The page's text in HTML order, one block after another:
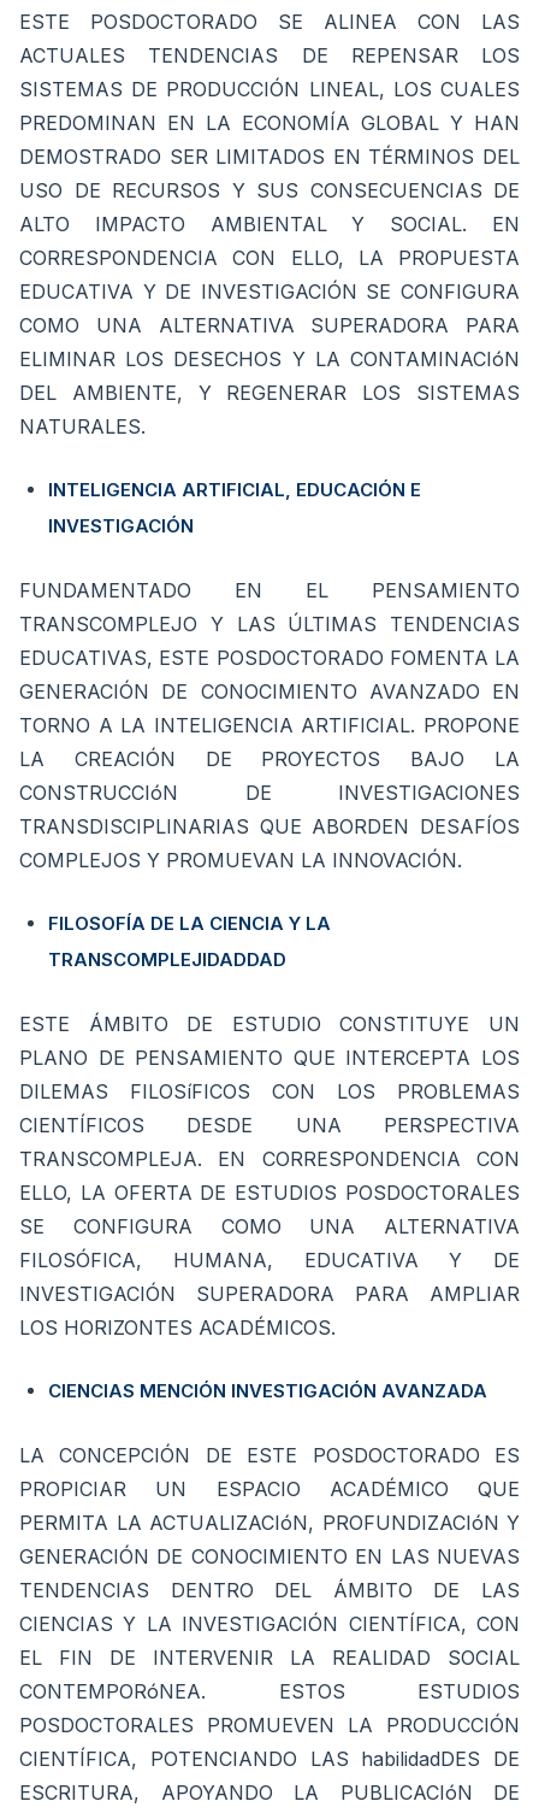
ESTE POSDOCTORADO SE ALINEA CON LAS
ACTUALES TENDENCIAS DE REPENSAR LOS
SISTEMAS DE PRODUCCIÓN LINEAL, LOS CUALES
PREDOMINAN EN LA ECONOMÍA GLOBAL Y HAN
DEMOSTRADO SER LIMITADOS EN TÉRMINOS DEL
USO DE RECURSOS Y SUS CONSECUENCIAS DE
ALTO IMPACTO AMBIENTAL Y SOCIAL. EN
CORRESPONDENCIA CON ELLO, LA PROPUESTA
EDUCATIVA Y DE INVESTIGACIÓN SE CONFIGURA
COMO UNA ALTERNATIVA SUPERADORA PARA
ELIMINAR LOS DESECHOS Y LA CONTAMINACIóN
DEL AMBIENTE, Y REGENERAR LOS SISTEMAS
NATURALES.
INTELIGENCIA ARTIFICIAL, EDUCACIÓN E
INVESTIGACIÓN
FUNDAMENTADO EN EL PENSAMIENTO
TRANSCOMPLEJO Y LAS ÚLTIMAS TENDENCIAS
EDUCATIVAS, ESTE POSDOCTORADO FOMENTA LA
GENERACIÓN DE CONOCIMIENTO AVANZADO EN
TORNO A LA INTELIGENCIA ARTIFICIAL. PROPONE
LA CREACIÓN DE PROYECTOS BAJO LA
CONSTRUCCIóN DE INVESTIGACIONES
TRANSDISCIPLINARIAS QUE ABORDEN DESAFÍOS
COMPLEJOS Y PROMUEVAN LA INNOVACIÓN.
FILOSOFÍA DE LA CIENCIA Y LA
TRANSCOMPLEJIDADDAD
ESTE ÁMBITO DE ESTUDIO CONSTITUYE UN
PLANO DE PENSAMIENTO QUE INTERCEPTA LOS
DILEMAS FILOSíFICOS CON LOS PROBLEMAS
CIENTÍFICOS DESDE UNA PERSPECTIVA
TRANSCOMPLEJA. EN CORRESPONDENCIA CON
ELLO, LA OFERTA DE ESTUDIOS POSDOCTORALES
SE CONFIGURA COMO UNA ALTERNATIVA
FILOSÓFICA, HUMANA, EDUCATIVA Y DE
INVESTIGACIÓN SUPERADORA PARA AMPLIAR
LOS HORIZONTES ACADÉMICOS.
CIENCIAS MENCIÓN INVESTIGACIÓN AVANZADA
LA CONCEPCIÓN DE ESTE POSDOCTORADO ES
PROPICIAR UN ESPACIO ACADÉMICO QUE
PERMITA LA ACTUALIZACIóN, PROFUNDIZACIóN Y
GENERACIÓN DE CONOCIMIENTO EN LAS NUEVAS
TENDENCIAS DENTRO DEL ÁMBITO DE LAS
CIENCIAS Y LA INVESTIGACIÓN CIENTÍFICA, CON
EL FIN DE INTERVENIR LA REALIDAD SOCIAL
CONTEMPORóNEA. ESTOS ESTUDIOS
POSDOCTORALES PROMUEVEN LA PRODUCCIÓN
CIENTÍFICA, POTENCIANDO LAS habilidadDES DE
ESCRITURA, APOYANDO LA PUBLICACIóN DE